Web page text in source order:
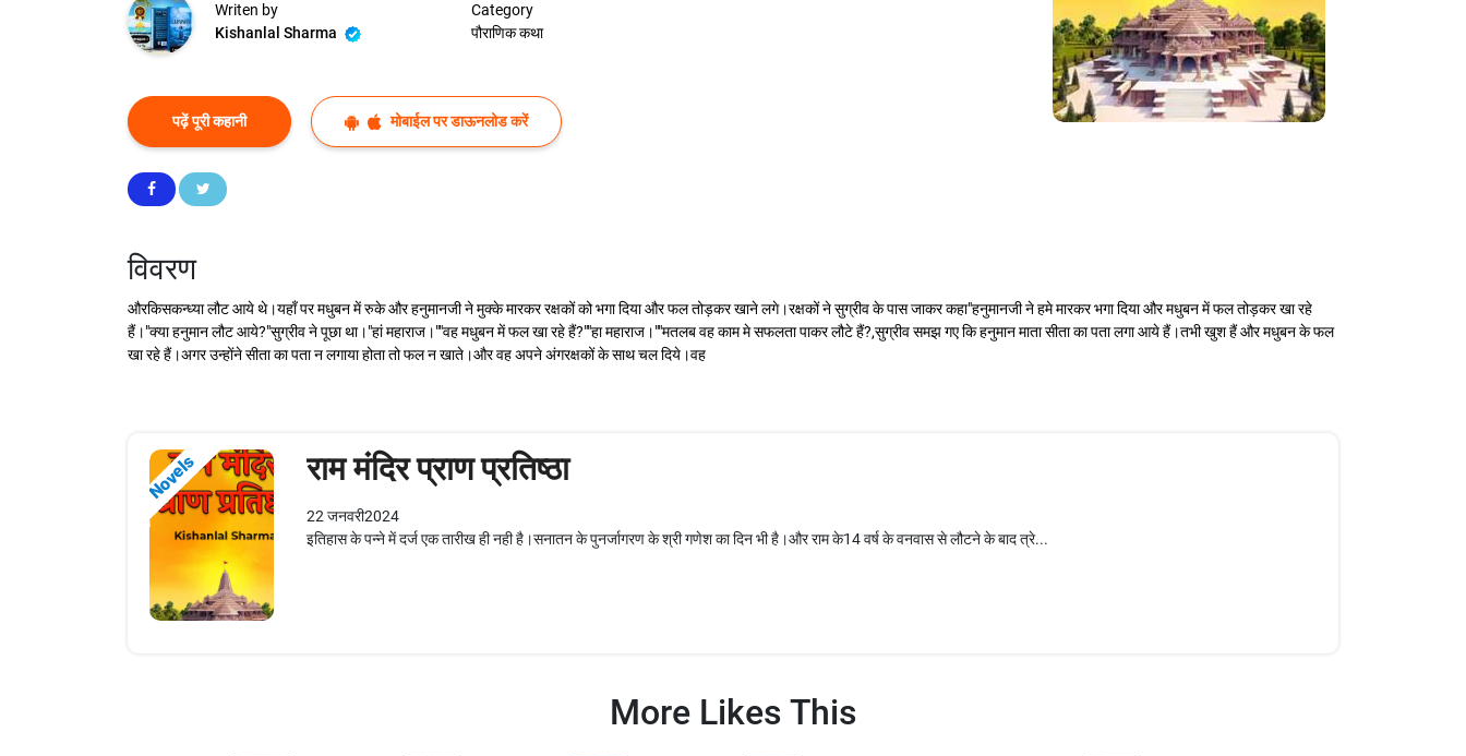
Writen by
Kishanlal Sharma
Category
पौराणिक कथा
पढ़ें पूरी कहानी मोबाईल पर डाऊनलोड करें
विवरण
औरकिसकन्ध्या लौट आये थे।यहाँ पर मधुबन में रुके और हनुमानजी ने मुक्के मारकर रक्षकों को भगा दिया और फल तोड़कर खाने लगे।रक्षकों ने सुग्रीव के पास जाकर कहा"हनुमानजी ने हमे मारकर भगा दिया और मधुबन में फल तोड़कर खा रहे
हैं।"क्या हनुमान लौट आये?"सुग्रीव ने पूछा था।"हां महाराज।""वह मधुबन में फल खा रहे हैं?""हा महाराज।""मतलब वह काम मे सफलता पाकर लौटे हैं?,सुग्रीव समझ गए कि हनुमान माता सीता का पता लगा आये हैं।तभी खुश हैं और मधुबन के फल
खा रहे हैं।अगर उन्होंने सीता का पता न लगाया होता तो फल न खाते।और वह अपने अंगरक्षकों के साथ चल दिये।वह
Novels राम मंदिर प्राण प्रतिष्ठा
22 जनवरी2024
इतिहास के पन्ने में दर्ज एक तारीख ही नही है।सनातन के पुनर्जागरण के श्री गणेश का दिन भी है।और राम के14 वर्ष के वनवास से लौटने के बाद त्रे...
More Likes This